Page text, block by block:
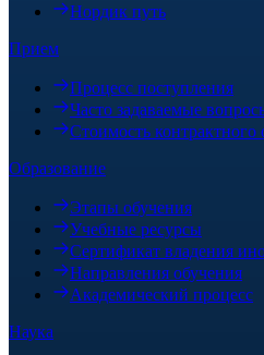
Нордик путь
Прием
Процесс поступления
Часто задаваемые
Стоимость контрактного
Образование
Этапы обучения
Учебные ресурсы
Сертификат владения
Направления обучения
Академический процесс
Наука